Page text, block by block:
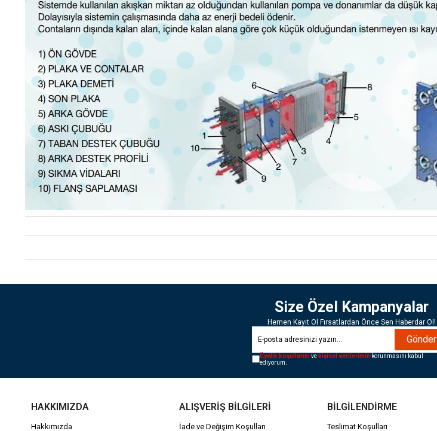
Size Özel Kampanyalar
Hemen Kayıt Ol Fırsatlardan Önce Sen Haberdar Ol!
Gönder
Üyelik koşullarınıve kişisel verileriminkorunmasını kabul
ediyorum.
HAKKIMIZDA
Hakkımızda
ALIŞVERİŞ BİLGİLERİ
İade ve Değişim Koşulları
BİLGİLENDİRME
Teslimat Koşulları